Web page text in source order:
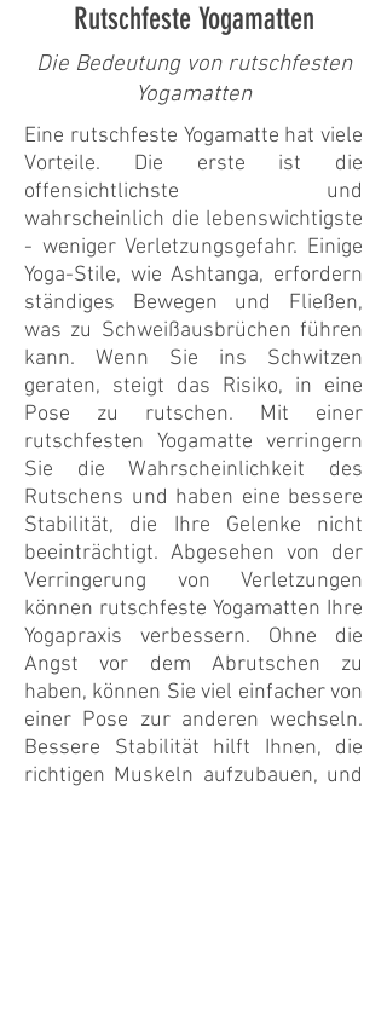
Rutschfeste Yogamatten
Die Bedeutung von rutschfesten
Yogamatten
Eine rutschfeste Yogamatte hat viele
Vorteile. Die erste ist die
offensichtlichste und
wahrscheinlich die lebenswichtigste
- weniger Verletzungsgefahr. Einige
Yoga-Stile, wie Ashtanga, erfordern
ständiges Bewegen und Fließen,
was zu Schweißausbrüchen führen
kann. Wenn Sie ins Schwitzen
geraten, steigt das Risiko, in eine
Pose zu rutschen. Mit einer
rutschfesten Yogamatte verringern
Sie die Wahrscheinlichkeit des
Rutschens und haben eine bessere
Stabilität, die Ihre Gelenke nicht
beeinträchtigt. Abgesehen von der
Verringerung von Verletzungen
können rutschfeste Yogamatten Ihre
Yogapraxis verbessern. Ohne die
Angst vor dem Abrutschen zu
haben, können Sie viel einfacher von
einer Pose zur anderen wechseln.
Bessere Stabilität hilft Ihnen, die
richtigen Muskeln aufzubauen, und